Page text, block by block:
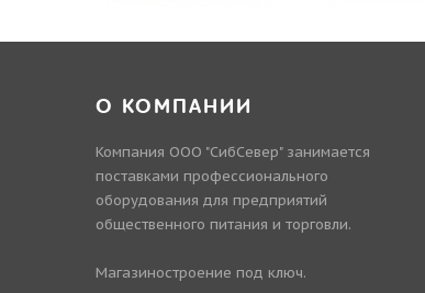
О КОМПАНИИ
Компания ООО "СибСевер" занимается
поставками профессионального
оборудования для предприятий
общественного питания и торговли.
Магазиностроение под ключ.